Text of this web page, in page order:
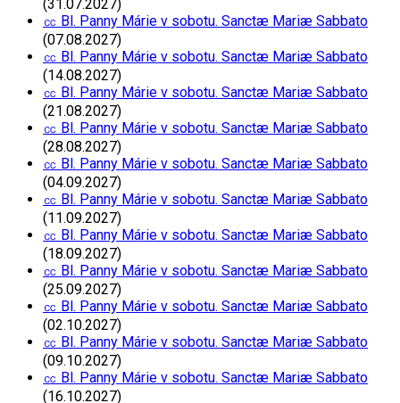
(31.07.2027)
㏄ Bl. Panny Márie v sobotu. Sanctæ Mariæ Sabbato
(07.08.2027)
㏄ Bl. Panny Márie v sobotu. Sanctæ Mariæ Sabbato
(14.08.2027)
㏄ Bl. Panny Márie v sobotu. Sanctæ Mariæ Sabbato
(21.08.2027)
㏄ Bl. Panny Márie v sobotu. Sanctæ Mariæ Sabbato
(28.08.2027)
㏄ Bl. Panny Márie v sobotu. Sanctæ Mariæ Sabbato
(04.09.2027)
㏄ Bl. Panny Márie v sobotu. Sanctæ Mariæ Sabbato
(11.09.2027)
㏄ Bl. Panny Márie v sobotu. Sanctæ Mariæ Sabbato
(18.09.2027)
㏄ Bl. Panny Márie v sobotu. Sanctæ Mariæ Sabbato
(25.09.2027)
㏄ Bl. Panny Márie v sobotu. Sanctæ Mariæ Sabbato
(02.10.2027)
㏄ Bl. Panny Márie v sobotu. Sanctæ Mariæ Sabbato
(09.10.2027)
㏄ Bl. Panny Márie v sobotu. Sanctæ Mariæ Sabbato
(16.10.2027)